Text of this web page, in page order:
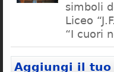
simboli
Liceo
“I cuori
Aggiungi il tuo